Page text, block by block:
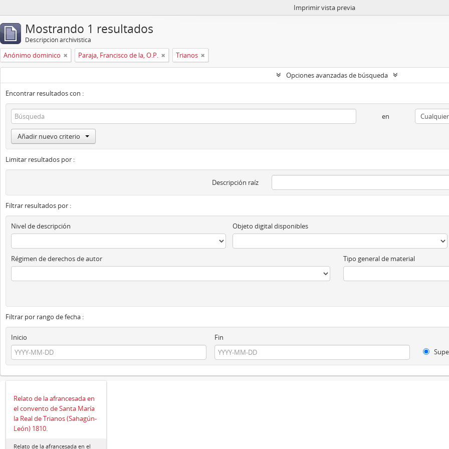
Imprimir vista previa
Mostrando 1 resultados
Descripción archivística
Anónimo dominico Paraja, Francisco de la, O.P. Trianos
Opciones avanzadas de búsqueda
Encontrar resultados con :
en
Añadir nuevo criterio
Limitar resultados por :
Descripción raíz
Filtrar resultados por :
Nivel de descripción Objeto digital disponibles
Régimen de derechos de autor Tipo general de material
Filtrar por rango de fecha :
Inicio
Fin
Relato de la afrancesada en
el convento de Santa María
la Real de Trianos (Sahagún-
León) 1810.
Relato de la afrancesada en el